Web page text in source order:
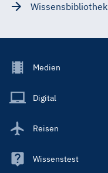
Wissensbibliothek
Footer
Main
Medien
Digital
Reisen
Wissenstest